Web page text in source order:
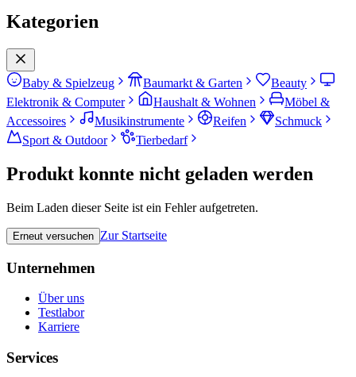
Kategorien
Baby & Spielzeug Baumarkt & Garten
Beauty
Elektronik & Computer
Haushalt & Wohnen
Möbel &
Accessoires
Musikinstrumente Reifen
Schmuck
Sport & Outdoor
Tierbedarf
Produkt konnte nicht geladen werden
Beim Laden dieser Seite ist ein Fehler aufgetreten.
Erneut versuchen Zur Startseite
Unternehmen
Über uns
Testlabor
Karriere
Services